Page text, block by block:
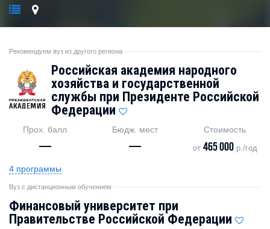
Рекомендуем вуз из другого региона
Российская академия народного
хозяйства и государственной
службы при Президенте Российской
Федерации
Прох. балл
—
Бюдж. мест
—
Стоимость
от 465 000р./год
4 программы
Вуз с дистанционным обучением
Финансовый университет при
Правительстве Российской Федерации